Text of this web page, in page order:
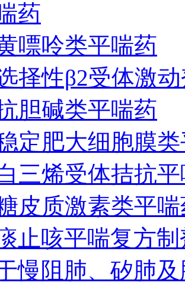
药
嘌呤类平喘药
择性β2受体激
胆碱类平喘药
定肥大细胞膜
三烯受体拮抗
皮质激素类平
止咳平喘复方制
慢阻肺、矽肺